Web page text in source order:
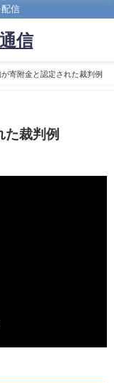
信
信
寄附金と認定された裁判例
た裁判例